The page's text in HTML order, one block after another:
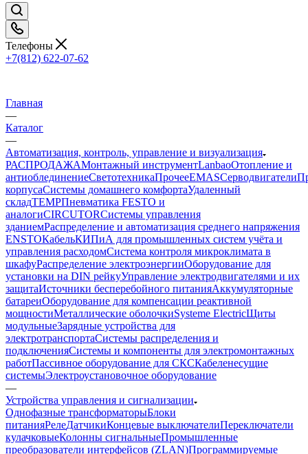
Телефоны
+7(812) 622-07-62
Главная
—
Каталог
—
Автоматизация, контроль, управление и визуализация
РАСПРОДАЖАМонтажный инструментLanbaoОтопление и
антиоблединениеСветотехникаПрочееEMASCерводвигатели
корпусаСистемы домашнего комфортаУдаленный
складTEMPПневматика FESTO и
аналогиCIRCUTORСистемы управления
зданиемРаспределение и автоматизация среднего напряжения
ENSTOКабельКИПиА для промышленных систем учёта и
управления расходомСистема контроля микроклимата в
шкафуРаспределение электроэнергииОборудование для
установки на DIN рейкуУправление электродвигателями и их
защитаИсточники бесперебойного питанияАккумуляторные
батареиОборудование для компенсации реактивной
мощностиМеталлические оболочкиSysteme ElectricЩиты
модульныеЗарядные устройства для
электротранспортаСистемы распределения и
подключенияСистемы и компоненты для электромонтажных
работПассивное оборудование для СКСКабеленесущие
системыЭлектроустановочное оборудование
—
Устройства управления и сигнализации
Однофазные трансформаторыБлоки
питанияРелеДатчикиКонцевые выключателиПереключатели
кулачковыеКолонны сигнальныеПромышленные
преобразователи интерфейсов (ZLAN)Программируемые